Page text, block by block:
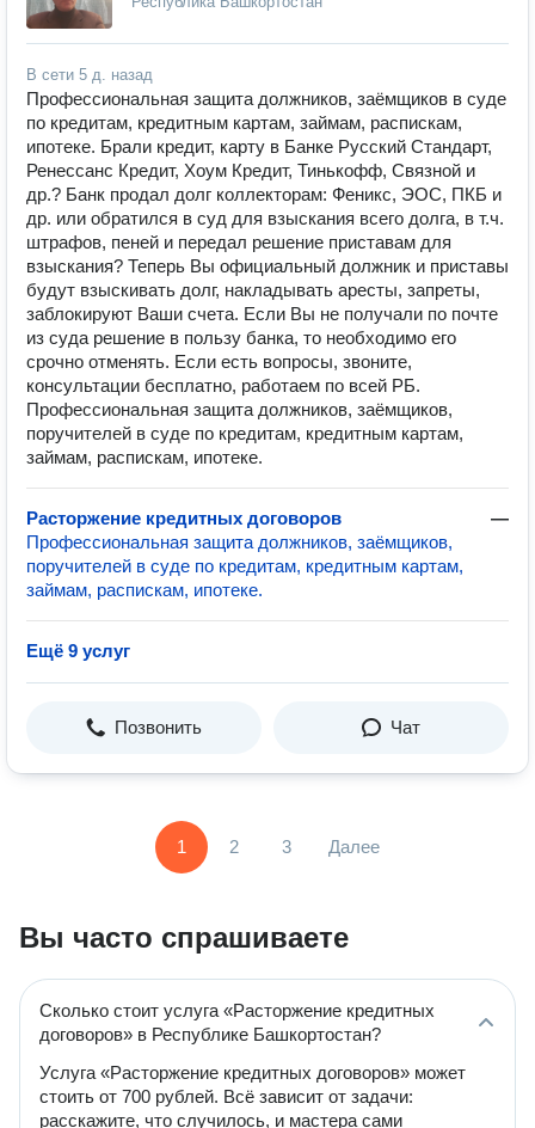
В сети 5 д. назад
Профессиональная защита должников, заёмщиков в суде
по кредитам, кредитным картам, займам, распискам,
ипотеке. Брали кредит, карту в Банке Русский Стандарт,
Ренессанс Кредит, Хоум Кредит, Тинькофф, Связной и
др.? Банк продал долг коллекторам: Феникс, ЭОС, ПКБ и
др. или обратился в суд для взыскания всего долга, в т.ч.
штрафов, пеней и передал решение приставам для
взыскания? Теперь Вы официальный должник и приставы
будут взыскивать долг, накладывать аресты, запреты,
заблокируют Ваши счета. Если Вы не получали по почте
из суда решение в пользу банка, то необходимо его
срочно отменять. Если есть вопросы, звоните,
консультации бесплатно, работаем по всей РБ.
Профессиональная защита должников, заёмщиков,
поручителей в суде по кредитам, кредитным картам,
займам, распискам, ипотеке.
Расторжение кредитных договоров
—
Профессиональная защита должников, заёмщиков,
поручителей в суде по кредитам, кредитным картам,
займам, распискам, ипотеке.
Ещё 9 услуг
Позвонить Чат
1 2 3 Далее
Вы часто спрашиваете
Сколько стоит услуга «Расторжение кредитных
договоров» в Республике Башкортостан?
Услуга «Расторжение кредитных договоров» может
стоить от 700 рублей. Всё зависит от задачи:
расскажите, что случилось, и мастера сами